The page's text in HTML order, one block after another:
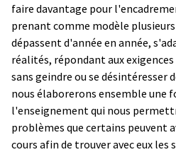
faire davantage pour
prenant comme modèle
dépassent d'année en année,
réalités, répondant aux
sans geindre ou se désintéresser
nous élaborerons ensemble une
l'enseignement qui nous
problèmes que certains peuvent
cours afin de trouver avec eux